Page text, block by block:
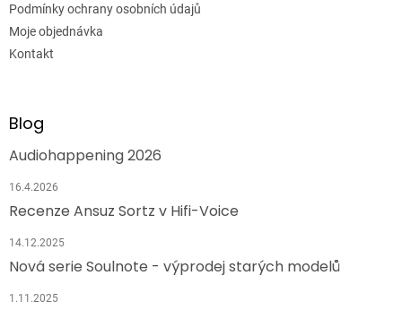
Podmínky ochrany osobních údajů
Moje objednávka
Kontakt
Blog
Audiohappening 2026
16.4.2026
Recenze Ansuz Sortz v Hifi-Voice
14.12.2025
Nová serie Soulnote - výprodej starých modelů
1.11.2025